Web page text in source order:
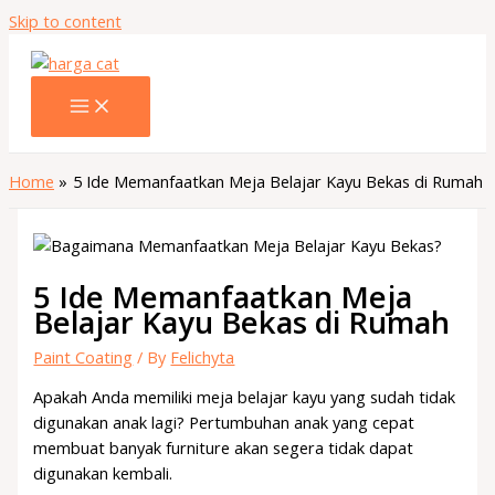
Skip to content
Home 5 Ide Memanfaatkan Meja Belajar Kayu Bekas di Rumah
5 Ide Memanfaatkan Meja
Belajar Kayu Bekas di Rumah
Paint Coating / By Felichyta
Apakah Anda memiliki meja belajar kayu yang sudah tidak
digunakan anak lagi? Pertumbuhan anak yang cepat
membuat banyak furniture akan segera tidak dapat
digunakan kembali.